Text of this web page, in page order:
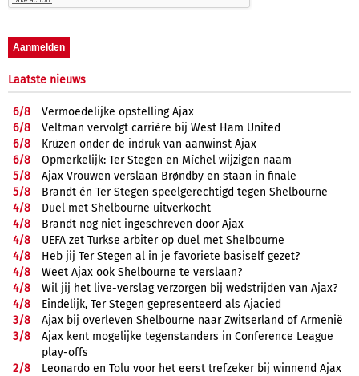
Laatste nieuws
6/8
Vermoedelijke opstelling Ajax
6/8
Veltman vervolgt carrière bij West Ham United
6/8
Krüzen onder de indruk van aanwinst Ajax
6/8
Opmerkelijk: Ter Stegen en Míchel wijzigen naam
5/8
Ajax Vrouwen verslaan Brøndby en staan in finale
5/8
Brandt én Ter Stegen speelgerechtigd tegen Shelbourne
4/8
Duel met Shelbourne uitverkocht
4/8
Brandt nog niet ingeschreven door Ajax
4/8
UEFA zet Turkse arbiter op duel met Shelbourne
4/8
Heb jij Ter Stegen al in je favoriete basiself gezet?
4/8
Weet Ajax ook Shelbourne te verslaan?
4/8
Wil jij het live-verslag verzorgen bij wedstrijden van Ajax?
4/8
Eindelijk, Ter Stegen gepresenteerd als Ajacied
3/8
Ajax bij overleven Shelbourne naar Zwitserland of Armenië
3/8
Ajax kent mogelijke tegenstanders in Conference League
play-offs
2/8
Leonardo en Tolu voor het eerst trefzeker bij winnend Ajax